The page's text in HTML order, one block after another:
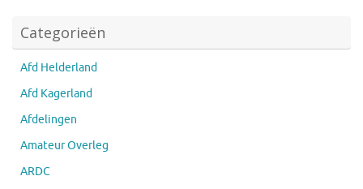
Categorieën
Afd Helderland
Afd Kagerland
Afdelingen
Amateur Overleg
ARDC